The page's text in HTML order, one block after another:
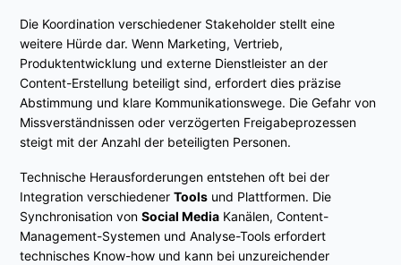
Die Koordination verschiedener Stakeholder stellt eine
weitere Hürde dar. Wenn Marketing, Vertrieb,
Produktentwicklung und externe Dienstleister an der
Content-Erstellung beteiligt sind, erfordert dies präzise
Abstimmung und klare Kommunikationswege. Die Gefahr von
Missverständnissen oder verzögerten Freigabeprozessen
steigt mit der Anzahl der beteiligten Personen.
Technische Herausforderungen entstehen oft bei der
Integration verschiedenerTools und Plattformen. Die
Synchronisation vonSocial Media Kanälen, Content-
Management-Systemen und Analyse-Tools erfordert
technisches Know-how und kann bei unzureichender